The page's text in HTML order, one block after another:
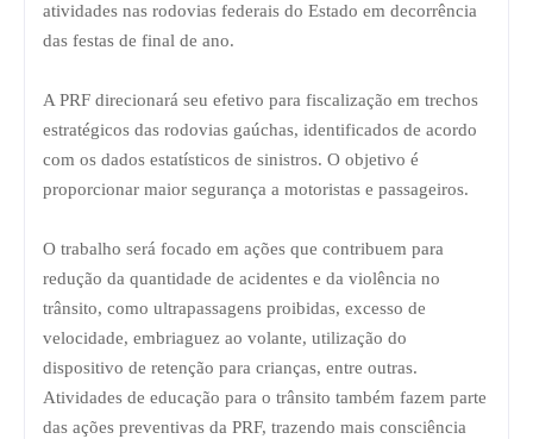
atividades nas rodovias federais do Estado em decorrência
das festas de final de ano.
A PRF direcionará seu efetivo para fiscalização em trechos
estratégicos das rodovias gaúchas, identificados de acordo
com os dados estatísticos de sinistros. O objetivo é
proporcionar maior segurança a motoristas e passageiros.
O trabalho será focado em ações que contribuem para
redução da quantidade de acidentes e da violência no
trânsito, como ultrapassagens proibidas, excesso de
velocidade, embriaguez ao volante, utilização do
dispositivo de retenção para crianças, entre outras.
Atividades de educação para o trânsito também fazem parte
das ações preventivas da PRF, trazendo mais consciência